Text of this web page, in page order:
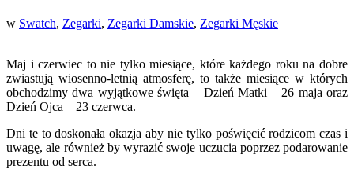
w Swatch, Zegarki, Zegarki Damskie, Zegarki Męskie
Maj i czerwiec to nie tylko miesiące, które każdego roku na dobre
zwiastują wiosenno-letnią atmosferę, to także miesiące w których
obchodzimy dwa wyjątkowe święta – Dzień Matki – 26 maja oraz
Dzień Ojca – 23 czerwca.
Dni te to doskonała okazja aby nie tylko poświęcić rodzicom czas i
uwagę, ale również by wyrazić swoje uczucia poprzez podarowanie
prezentu od serca.